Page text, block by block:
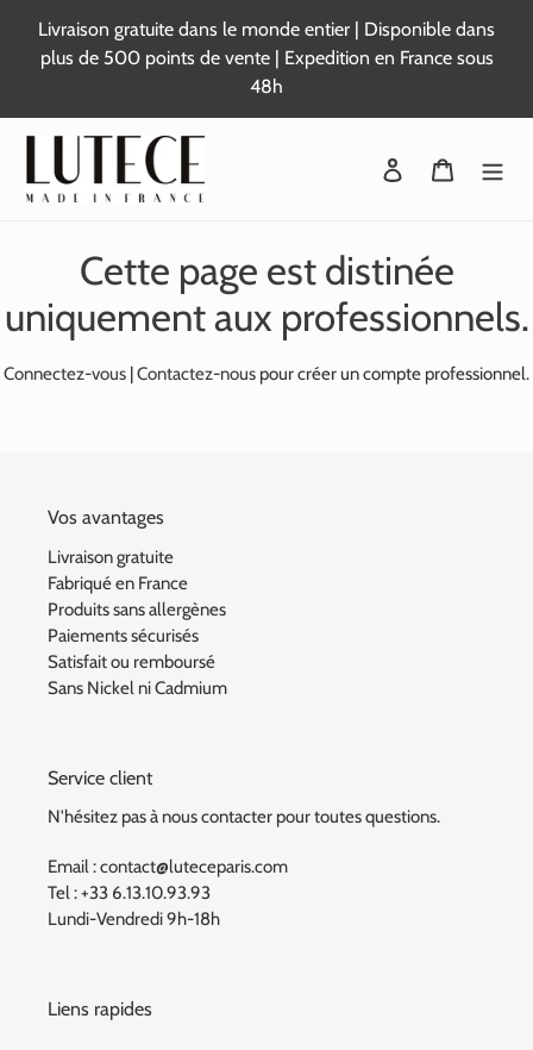
contenu
Livraison gratuite dans le monde entier | Disponible dans
plus de 500 points de vente | Expedition en France sous
48h
Se connecter
Panier
Cette page est distinée
uniquement aux professionnels.
Connectez-vous Contactez-nous pour créer un compte professionnel.
Vos avantages
Livraison gratuite
Fabriqué en France
Produits sans allergènes
Paiements sécurisés
Satisfait ou remboursé
Sans Nickel ni Cadmium
Service client
N'hésitez pas à nous contacter pour toutes questions.
Email : contact@luteceparis.com
Tel : +33 6.13.10.93.93
Lundi-Vendredi 9h-18h
Liens rapides